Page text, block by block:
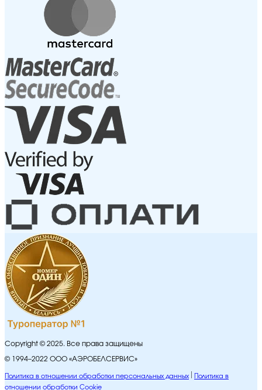
Copyright © 2025. Все права защищены
© 1994–2022 ООО «АЭРОБЕЛСЕРВИС»
Политика в отношении обработки персональных данных
Политика в
отношении обработки Cookie